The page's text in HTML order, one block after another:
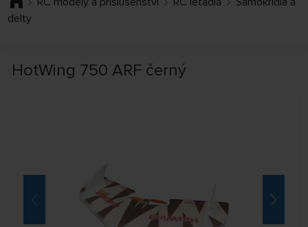
delty
HotWing 750 ARF černý